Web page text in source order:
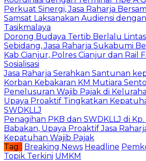
Perkuat Sinergi, Jasa Raharja
Samsat Laksanakan Audiensi
Tasikmalaya
Dorong Budaya Tertib Berlalu
Sebidang, Jasa Raharja Sukabumi
Kab Cianjur, Polres Cianjur dan Rail
Sosialisasi
Jasa Raharja Serahkan Santunan
Korban Kebakaran KM Mutiara
Penelusuran Wajib Pajak di
Upaya Proaktif Tingkatkan
SWDKLLJ
Penagihan PKB dan SWDKLLJ di
Babakan, Upaya Proaktif Jasa
Kepatuhan Wajib Pajak
Tag : Breaking News Headline
Topik Terkini UMKM